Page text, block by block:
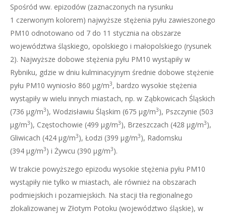
Spośród ww. epizodów (zaznaczonych na rysunku
1 czerwonym kolorem) najwyższe stężenia pyłu zawieszonego
PM10 odnotowano od 7 do 11 stycznia na obszarze
województwa śląskiego, opolskiego i małopolskiego (rysunek
2). Najwyższe dobowe stężenia pyłu PM10 wystąpiły w
Rybniku, gdzie w dniu kulminacyjnym średnie dobowe stężenie
pyłu PM10 wyniosło 860 µg/m3, bardzo wysokie stężenia
wystąpiły w wielu innych miastach, np. w Ząbkowicach Śląskich
(736 µg/m3), Wodzisławiu Śląskim (675 µg/m3), Pszczynie (503
µg/m3), Częstochowie (499 µg/m3), Brzeszczach (428 µg/m3),
Gliwicach (424 µg/m3), Łodzi (399 µg/m3), Radomsku
(394 µg/m3) i Żywcu (390 µg/m3).
W trakcie powyższego epizodu wysokie stężenia pyłu PM10
wystąpiły nie tylko w miastach, ale również na obszarach
podmiejskich i pozamiejskich. Na stacji tła regionalnego
zlokalizowanej w Złotym Potoku (województwo śląskie), w